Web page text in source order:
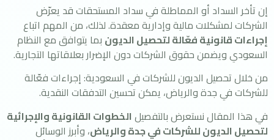
إن تأخر السداد أو المماطلة في سداد المستحقات قد يعرّض
الشركات لمشكلات مالية وإدارية معقدة. لذلك، من المهم اتباع
إجراءات قانونية فعّالة لتحصيل الديون بما يتوافق مع النظام
السعودي ويضمن حقوق الشركات دون الإضرار بعلاقاتها التجارية.
من خلال تحصيل الديون للشركات في السعودية: إجراءات فعّالة
للشركات في جدة والرياض، يمكن تحسين التدفقات النقدية.
في هذا المقال نستعرض بالتفصيل الخطوات القانونية والإجرائية
لتحصيل الديون للشركات في جدة والرياض، وأبرز الوسائل